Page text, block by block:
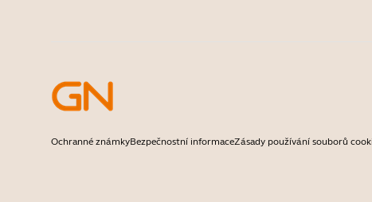
Ochranné známkyBezpečnostní informaceZásady používání souborů